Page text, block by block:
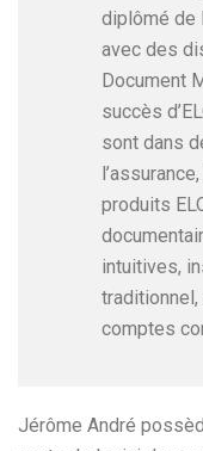
diplômé de
avec des
Document
succès
sont dans
produits
intuitives,
traditionnel,
comptes
Jérôme André